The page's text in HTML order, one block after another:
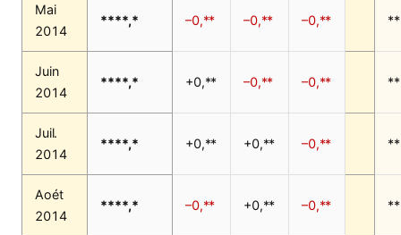
Mai
2014
****,* –0,** –0,** –0,**
Juin
2014
****,* +0,** –0,** –0,**
Juil.
2014
****,* +0,** +0,** –0,**
Aoét
2014
****,* –0,** +0,** –0,**